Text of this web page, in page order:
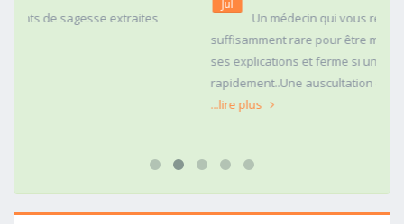
Un médecin qui vous regarde dans les yeux c'est
suffisamment rare pour être mentionné. Posé,clair dans
ses explications et ferme si une action doit être menée
rapidement..Une auscultation de bas